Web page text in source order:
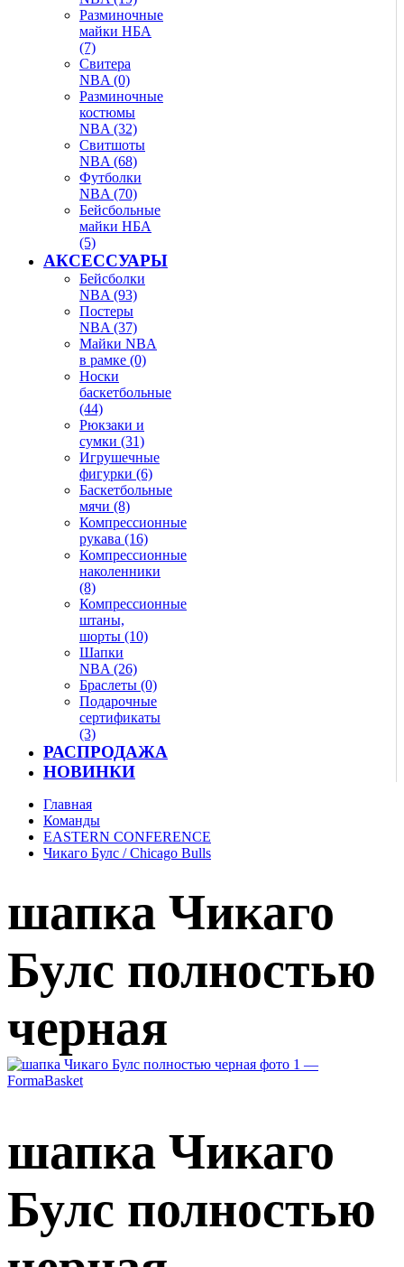
Разминочные
майки НБА
(7)
Свитера
NBA (0)
Разминочные
костюмы
NBA (32)
Свитшоты
NBA (68)
Футболки
NBA (70)
Бейсбольные
майки НБА
(5)
АКСЕССУАРЫ
Бейсболки
NBA (93)
Постеры
NBA (37)
Майки NBA
в рамке (0)
Носки
баскетбольные
(44)
Рюкзаки и
сумки (31)
Игрушечные
фигурки (6)
Баскетбольные
мячи (8)
Компрессионные
рукава (16)
Компрессионные
наколенники
(8)
Компрессионные
штаны,
шорты (10)
Шапки
NBA (26)
Браслеты (0)
Подарочные
сертификаты
(3)
РАСПРОДАЖА
НОВИНКИ
Главная
Команды
EASTERN CONFERENCE
Чикаго Булс / Chicago Bulls
шапка Чикаго
Булс полностью
черная
шапка Чикаго
Булс полностью